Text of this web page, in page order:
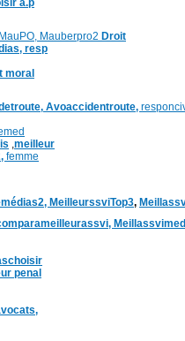
a.p
Mauberpro2 Droit
resp
moral
Avoaccidentroute,
,meilleur
femme
2, MeilleurssviTop3,
penal